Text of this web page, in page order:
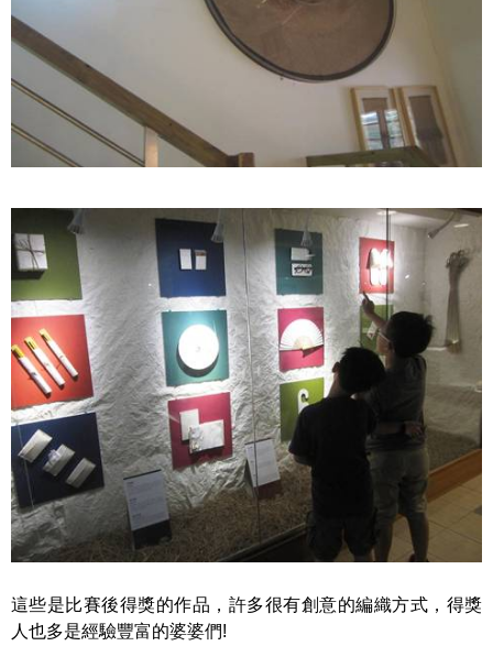
這些是比賽後得獎的作品，許多很有創意的編織方式，得獎
人也多是經驗豐富的婆婆們!